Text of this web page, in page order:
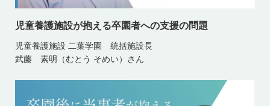
児童養護施設が抱える卒園者への支援の問題
児童養護施設 二葉学園 統括施設長
武藤 素明（むとう そめい）さん